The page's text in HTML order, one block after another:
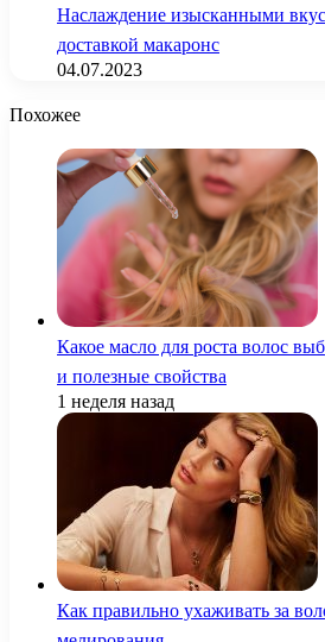
Наслаждение изысканными
доставкой макаронс
04.07.2023
Похожее
Какое масло для роста волос
и полезные свойства
1 неделя назад
Как правильно ухаживать за